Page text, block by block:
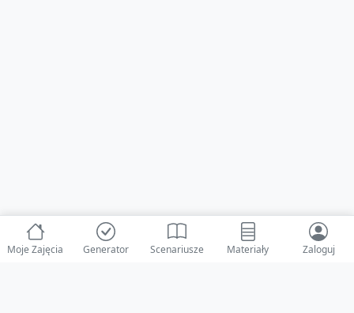
Moje Zajęcia Generator Scenariusze Materiały Zaloguj